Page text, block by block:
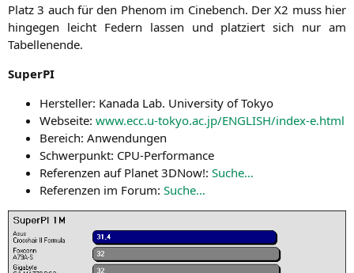
Platz 3 auch für den Phe­nom im Cine­bench. DerX2 muss hier
hin­ge­gen leicht Federn las­sen und plat­ziert sich nur am
Tabellenende.
Super­PI
Her­stel­ler: Kana­da Lab. Uni­ver­si­ty of Tokyo
Web­sei­te: www.ecc.u‑tokyo.ac.jp/ENGLISH/index‑e.html
Bereich: Anwen­dun­gen
Schwer­punkt: CPU-Performance
Refe­ren­zen auf Pla­net 3DNow!: Suche…
Refe­ren­zen im Forum: Suche…